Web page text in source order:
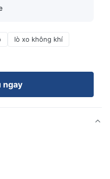
lò xo không khí
ngay